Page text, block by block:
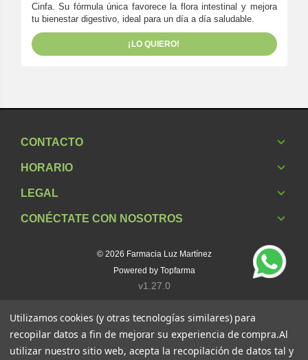
Cinfa. Su fórmula única favorece la flora intestinal y mejora
tu bienestar digestivo, ideal para un día a día saludable.
¡LO QUIERO!
CONTACTO
HORARIO
LEGAL
CONÉCTATE CON NOSOTROS
© 2026 Farmacia Luz Martínez
Powered by Topfarma
v1.27.0
Utilizamos cookies (y otras tecnologías similares) para
recopilar datos a fin de mejorar su experiencia de compra.Al
utilizar nuestro sitio web, acepta la recopilación de datos tal y